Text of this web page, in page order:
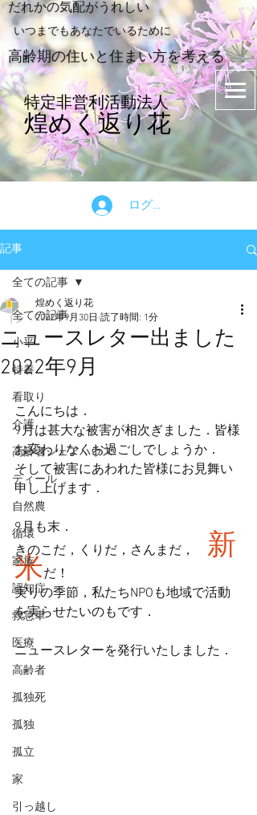
​だれかの気配がうれしい
​いつまでもあなたでいるために
​高齢期の住いと住まい方を考える
特定非営利活動法人
煌めく返り花
ログイン
記事
全ての記事
小平
特養
看取り
介護
高齢者シェアハウス
ティール
自然農
循環
家族
認知症
救急車
医療
高齢者
孤独死
孤独
孤立
家
引っ越し
全ての記事
ニュースレター出ました
2022年9月
煌めく返り花
2022年9月30日 読了時間: 1分
こんにちは．
9月は甚大な被害が相次ぎました．皆様
お変わりなくお過ごしでしょうか．
そして被害にあわれた皆様にお見舞い
申し上げます．
9月も末．
きのこだ，くりだ，さんまだ， 新
米だ！
実りの季節，私たちNPOも地域で活動
を実らせたいのもです．
ニュースレターを発行いたしました．